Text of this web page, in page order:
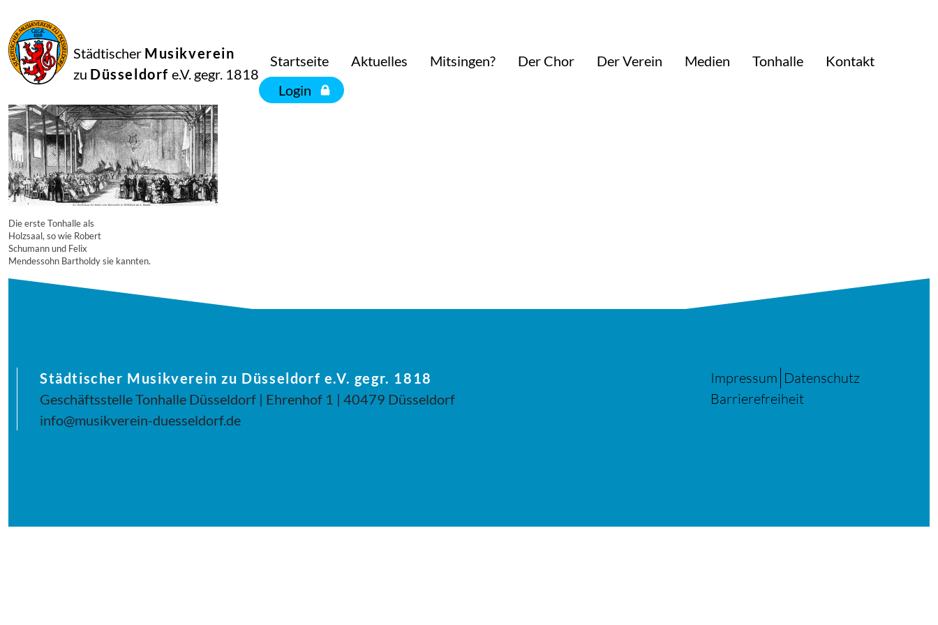
Städtischer Musikverein
zu Düsseldorf e.V. gegr. 1818
Startseite Aktuelles Mitsingen? Der Chor Der Verein Medien Tonhalle
Kontakt
Login
September
2014
Manfred Hill
4635
Die erste Tonhalle als
Holzsaal, so wie Robert
Schumann und Felix
Mendessohn Bartholdy sie kannten.
Städtischer Musikverein zu Düsseldorf e.V. gegr. 1818
Geschäftsstelle Tonhalle Düsseldorf | Ehrenhof 1 | 40479 Düsseldorf
info@musikverein-duesseldorf.de
Impressum Datenschutz
Barrierefreiheit